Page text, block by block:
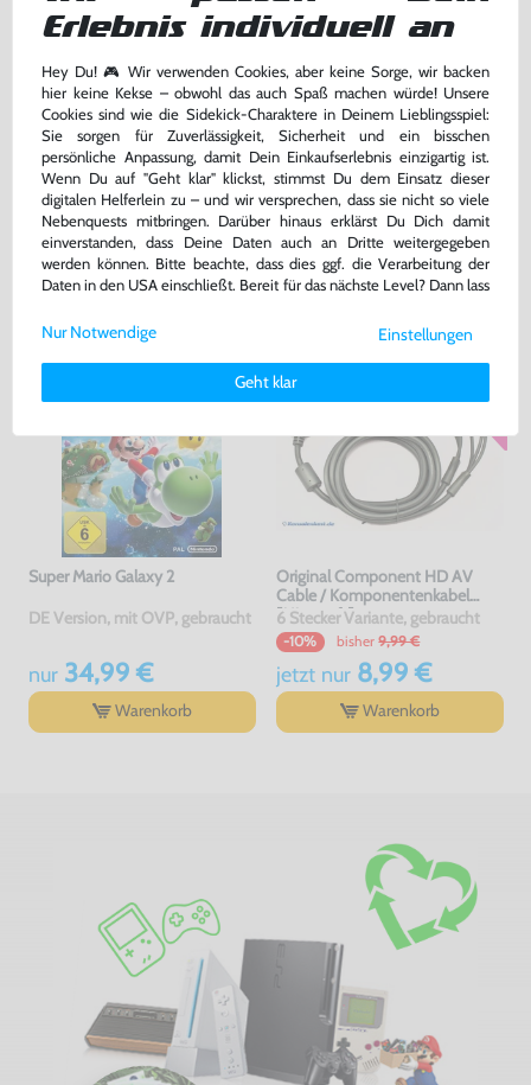
Konsole 32 GB #schwarz +
gebraucht
nur259,99 €
Warenkorb
Mario Kart 8
DE Version, mit OVP, gebraucht
nur24,99 €
Warenkorb
DAS HABEN ANDERE DAZU
GEKAUFT
Super Mario Galaxy 2
DE Version, mit OVP, gebraucht
nur34,99 €
Warenkorb
Original Component HD AV
Cable / Komponentenkabel
[Microsoft]
6 Stecker Variante, gebraucht
-10% bisher 9,99 €
jetzt nur8,99 €
Warenkorb
Erlebnis individuell an
Hey Du! 🎮 Wir verwenden Cookies, aber keine Sorge, wir backen
hier keine Kekse – obwohl das auch Spaß machen würde! Unsere
Cookies sind wie die Sidekick-Charaktere in Deinem Lieblingsspiel:
Sie sorgen für Zuverlässigkeit, Sicherheit und ein bisschen
persönliche Anpassung, damit Dein Einkaufserlebnis einzigartig ist.
Wenn Du auf "Geht klar" klickst, stimmst Du dem Einsatz dieser
digitalen Helferlein zu – und wir versprechen, dass sie nicht so viele
Nebenquests mitbringen. Darüber hinaus erklärst Du Dich damit
einverstanden, dass Deine Daten auch an Dritte weitergegeben
werden können. Bitte beachte, dass dies ggf. die Verarbeitung der
Daten in den USA einschließt. Bereit für das nächste Level? Dann lass
Weitere Informationen zu den von uns verwendeten Cookies und
Deinen Rechten als Nutzer findest Du in unsererDaten­schutz­
Impressum.
Einstellungen
Geht klar
Nur Notwendige